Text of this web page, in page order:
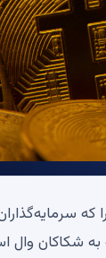
که
شکاکان وال